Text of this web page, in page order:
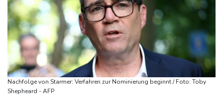
Ostchina auf Land getroffen
Nächster Dreifachsieg für Aprilia - Fernández triumphiert
Verkehrsminister Bilger will Boni von Bahnmanagern an Ziele
knüpfen
Bericht: Trotz Sanierung nur jeder vierte Zug zwischen Hamburg
und Berlin pünktlich
FC Bayern: Kompany setzt auf Musiala
Nachfolge von Starmer: Verfahren zur Nominierung beginnt / Foto: Toby
Shepheard - AFP